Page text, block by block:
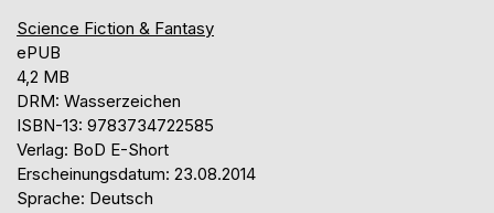
Science Fiction & Fantasy
ePUB
4,2 MB
DRM: Wasserzeichen
ISBN-13: 9783734722585
Verlag: BoD E-Short
Erscheinungsdatum: 23.08.2014
Sprache: Deutsch